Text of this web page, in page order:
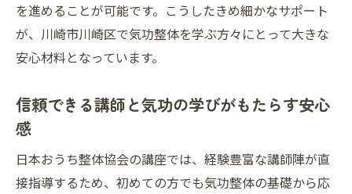
を進めることが可能です。こうしたきめ細かなサポート
が、川崎市川崎区で気功整体を学ぶ方々にとって大きな
安心材料となっています。
信頼できる講師と気功の学びがもたらす安心
感
日本おうち整体協会の講座では、経験豊富な講師陣が直
接指導するため、初めての方でも気功整体の基礎から応